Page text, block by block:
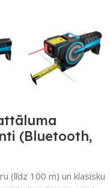
(Bluetooth,
(līdz 100 m) un klasisku